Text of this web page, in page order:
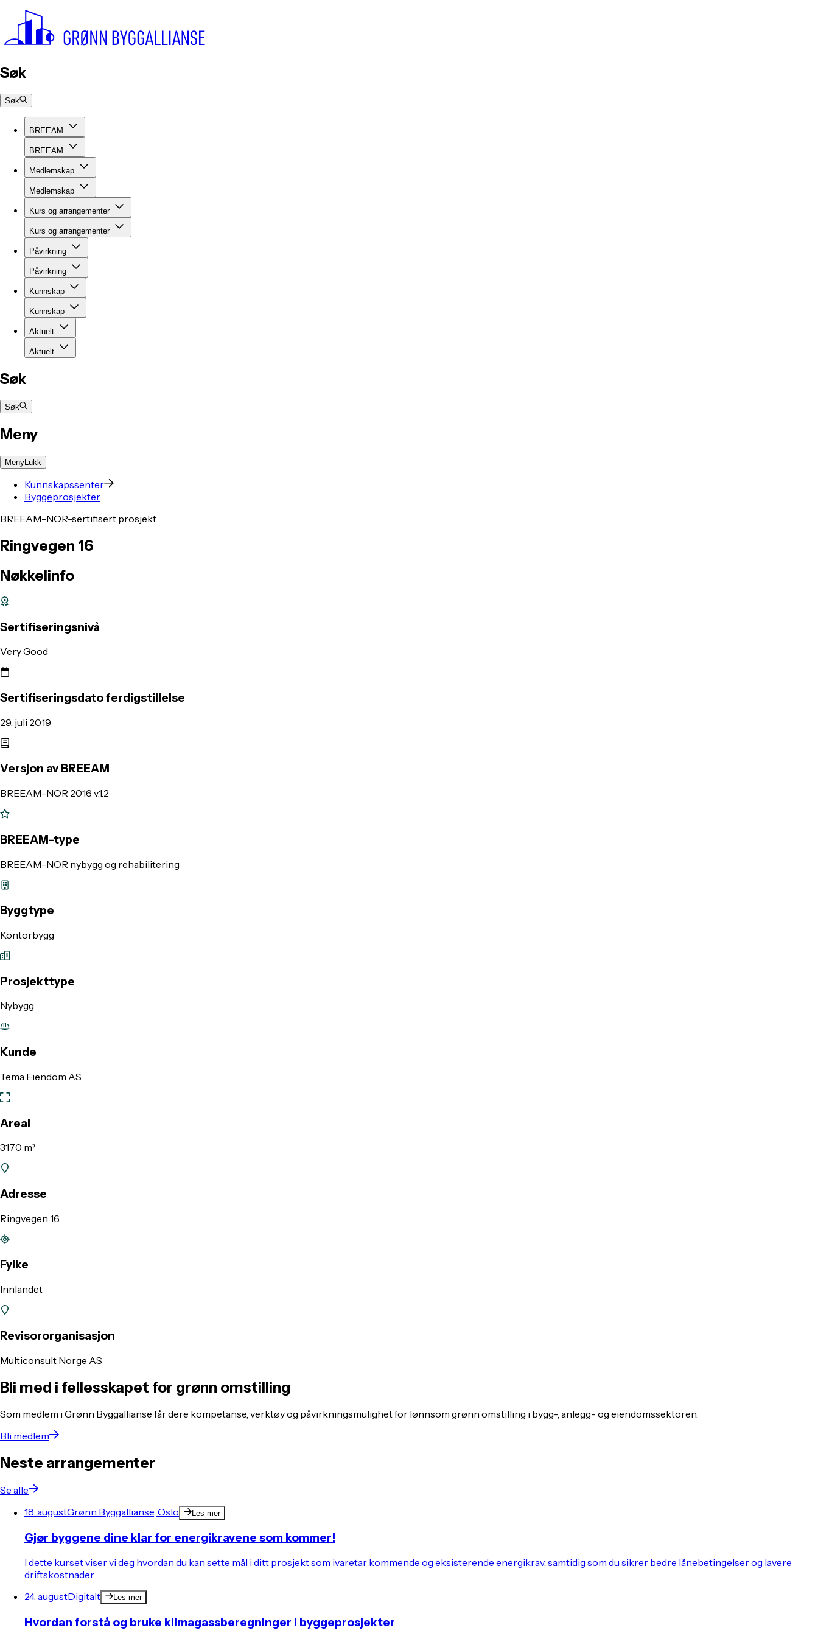
Søk
Søk
BREEAM
BREEAM
Medlemskap
Medlemskap
Kurs og arrangementer
Kurs og arrangementer
Påvirkning
Påvirkning
Kunnskap
Kunnskap
Aktuelt
Aktuelt
Søk
Søk
Meny
MenyLukk
Kunnskapssenter
Byggeprosjekter
BREEAM-NOR-sertifisert prosjekt
Ringvegen 16
Nøkkelinfo
Sertifiseringsnivå
Very Good
Sertifiseringsdato ferdigstillelse
29. juli 2019
Versjon av BREEAM
BREEAM-NOR 2016 v.1.2
BREEAM-type
BREEAM-NOR nybygg og rehabilitering
Byggtype
Kontorbygg
Prosjekttype
Nybygg
Kunde
Tema Eiendom AS
Areal
3170 m²
Adresse
Ringvegen 16
Fylke
Innlandet
Revisororganisasjon
Multiconsult Norge AS
Bli med i fellesskapet for grønn omstilling
Som medlem i Grønn Byggallianse får dere kompetanse, verktøy og påvirkningsmulighet for lønnsom grønn omstilling i bygg-, anlegg- og eiendomssektoren.
Bli medlem
Neste arrangementer
Se alle
18. augustGrønn Byggallianse, Oslo Les mer
Gjør byggene dine klar for energikravene som kommer!
I dette kurset viser vi deg hvordan du kan sette mål i ditt prosjekt som ivaretar kommende og eksisterende energikrav, samtidig som du sikrer bedre lånebetingelser og lavere
driftskostnader.
24. augustDigitalt Les mer
Hvordan forstå og bruke klimagassberegninger i byggeprosjekter